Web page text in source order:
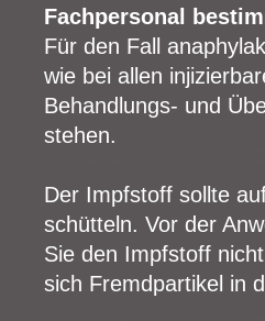
Fachpersonal
Für den Fall
wie bei allen
Behandlungs- und
stehen.
Der Impfstoff sollte
schütteln. Vor der
Sie den Impfstoff
sich Fremdpartikel in